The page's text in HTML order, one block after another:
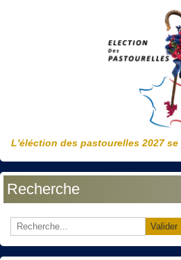
L'éléction des pastourelles 2027
Recherche
Valider